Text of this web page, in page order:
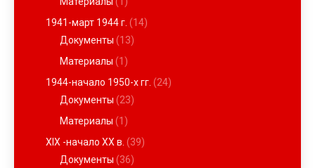
1941-март 1944 г. (14)
Документы (13)
Материалы (1)
1944-начало 1950-х гг. (24)
Документы (23)
Материалы (1)
XIX -начало ХХ в. (39)
Документы (36)